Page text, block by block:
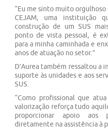
“Eu me sinto muito
CEJAM, uma instituição
construção de um SUS
ponto de vista pessoal, é
para a minha caminhada e
anos de atuação no setor.”
D’Aurea também ressaltou a
suporte às unidades e aos
SUS.
“Como profissional que
valorização reforça tudo
proporcionar apoio aos
diretamente na assistência à